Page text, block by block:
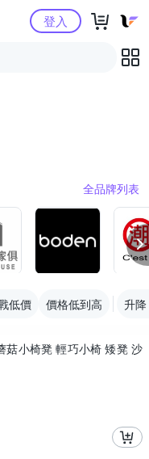
購物中心登入
全品牌列表
低價 價格低到高 升降
菇小椅凳 輕巧小椅 矮凳 沙